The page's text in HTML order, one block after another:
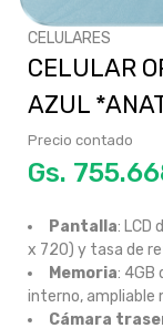
CELULARES
CELULAR
AZUL
Precio contado
Gs.
Pantalla: LCD
x 720) y tasa de
Memoria: 4GB
interno, ampliable
Cámara